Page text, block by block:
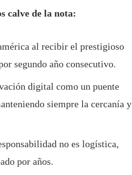
calve de la nota:
al recibir el prestigioso
segundo año consecutivo.
digital como un puente
siempre la cercanía y
no es logística,
por años.